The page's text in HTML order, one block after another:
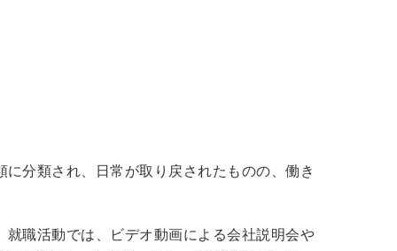
分類され、日常が取り戻されたものの、働き
職活動では、ビデオ動画による会社説明会や